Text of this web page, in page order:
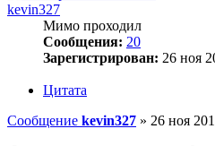
kevin327
Мимо проходил
Сообщения: 20
Зарегистрирован: 26 ноя
Цитата
Сообщение kevin327 » 26 ноя